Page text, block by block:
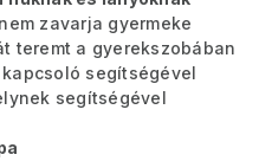
zavarja gyermeke
teremt a gyerekszobában
segítségével
segítségével